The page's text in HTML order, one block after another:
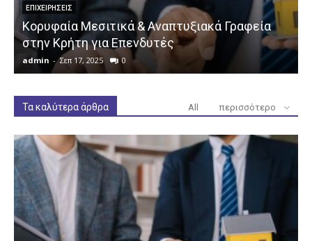
ΕΠΙΧΕΙΡΉΣΕΙΣ
Κορυφαία Μεσιτικά & Αναπτυξιακά Γραφεία
στην Κρήτη για Επενδυτές
admin - Σεπ 17, 2025 0
Τα καλύτερα άρθρα All περισσότερο